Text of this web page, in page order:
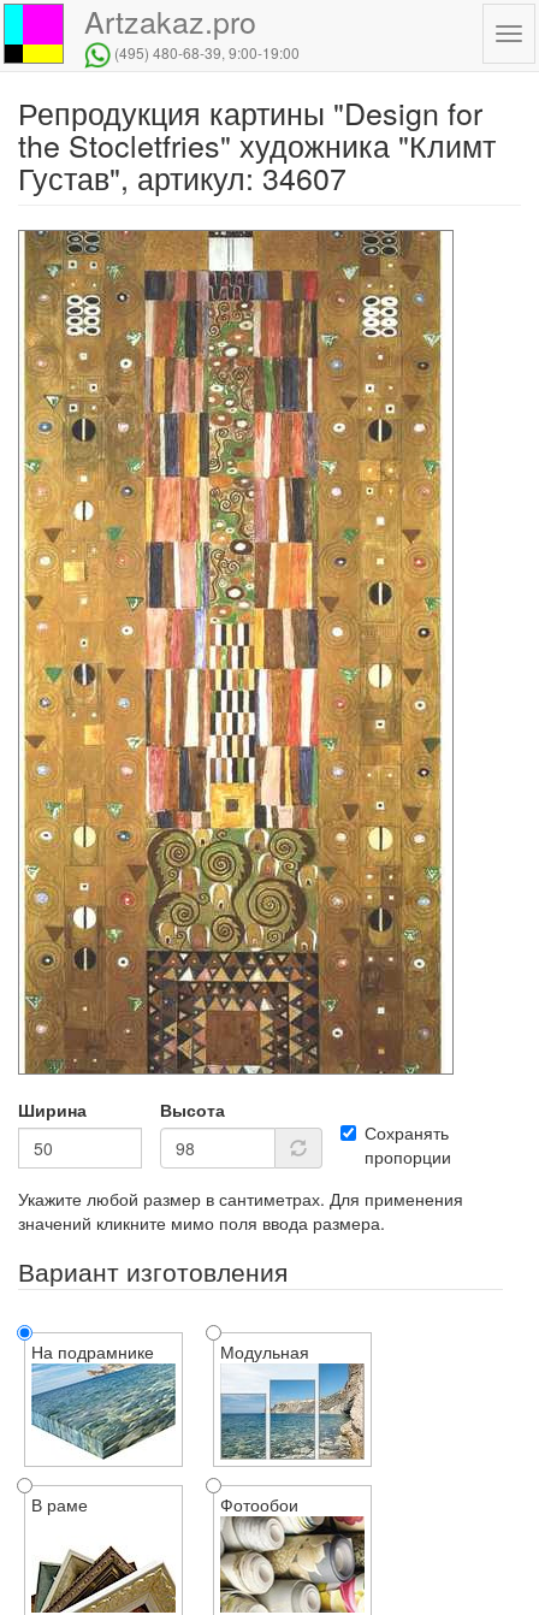
Перейти
основному
содержанию
Artzakaz.pro
(495) 480-68-39, 9:00-19:00
Репродукция картины "Design for
the Stocletfries" художника "Климт
Густав", артикул: 34607
Ширина
Высота
Сохранять
пропорции
Укажите любой размер в сантиметрах. Для применения
значений кликните мимо поля ввода размера.
Вариант изготовления
На подрамнике Модульная
В раме Фотообои